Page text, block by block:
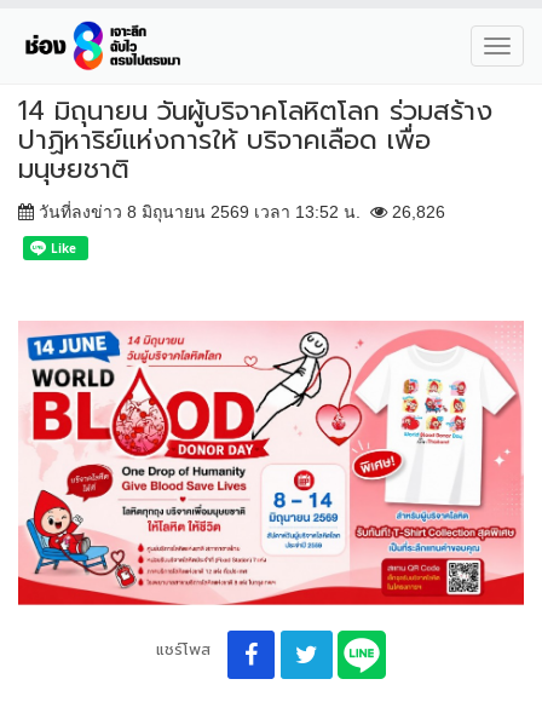
14 มิถุนายน วันผู้บริจาคโลหิตโลก ร่วมสร้าง
ปาฏิหาริย์แห่งการให้ บริจาคเลือด เพื่อ
มนุษยชาติ
วันที่ลงข่าว 8 มิถุนายน 2569 เวลา 13:52 น. 26,826
แชร์โพส